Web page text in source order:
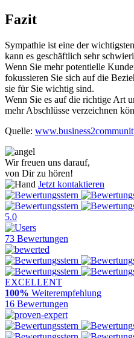
Fazit
Sympathie ist eine der
kann es geschäftlich sehr
Wenn Sie mehr potentielle
fokussieren Sie sich auf die
sie für Sie wichtig sind.
Wenn Sie es auf die richtige Art
mehr Abschlüsse verzeichnen
Quelle:
Wir freuen uns darauf,
von Dir zu hören!
Jetzt kontaktieren
5.0
73 Bewertungen
EXCELLENT
100% Weiterempfehlung
16 Bewertungen